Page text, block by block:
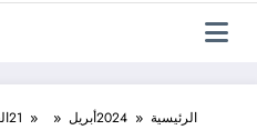
الرئيسية 2024أبريل 21